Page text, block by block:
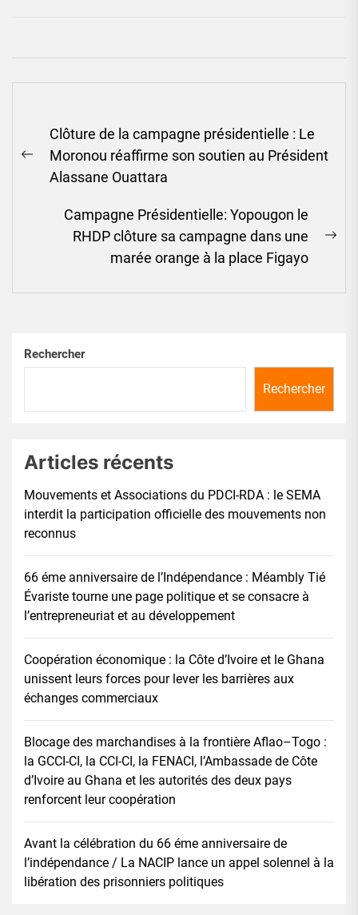
de
l’article
Previous
post:
Clôture de la campagne présidentielle : Le
Moronou réaffirme son soutien au Président
Alassane Ouattara
Campagne Présidentielle: Yopougon le
RHDP clôture sa campagne dans une
marée orange à la place Figayo
Rechercher
Rechercher
Articles récents
Mouvements et Associations du PDCI-RDA : le SEMA
interdit la participation officielle des mouvements non
reconnus
66 éme anniversaire de l’Indépendance : Méambly Tié
Évariste tourne une page politique et se consacre à
l’entrepreneuriat et au développement
Coopération économique : la Côte d’Ivoire et le Ghana
unissent leurs forces pour lever les barrières aux
échanges commerciaux
Blocage des marchandises à la frontière Aflao–Togo :
la GCCI-CI, la CCI-CI, la FENACI, l’Ambassade de Côte
d’Ivoire au Ghana et les autorités des deux pays
renforcent leur coopération
Avant la célébration du 66 éme anniversaire de
l’indépendance / La NACIP lance un appel solennel à la
libération des prisonniers politiques